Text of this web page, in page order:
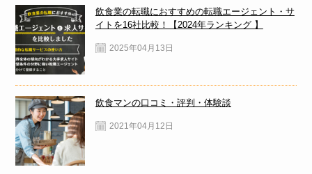
飲食業の転職におすすめの転職エージェント・サ
イトを16社比較！【2024年ランキング 】
2025年04月13日
飲食マンの口コミ・評判・体験談
2021年04月12日